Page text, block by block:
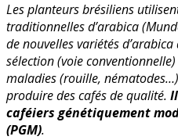
Les planteurs brésiliens
traditionnelles d’arabica
de nouvelles variétés
sélection (voie conventionnelle)
maladies (rouille,
produire des cafés de qualité.
caféiers génétiquement
(PGM).